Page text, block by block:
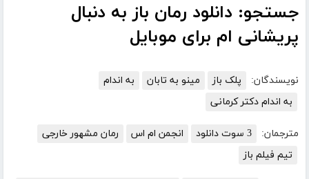
جستجو: دانلود رمان باز به دنبال
پریشانی ام برای موبایل
نویسندگان: پلک باز مینو به تابان
به اندام
به اندام دکتر کرمانی
مترجمان: 3 سوت دانلود انجمن ام اس
رمان مشهور خارجی
تیم فیلم باز